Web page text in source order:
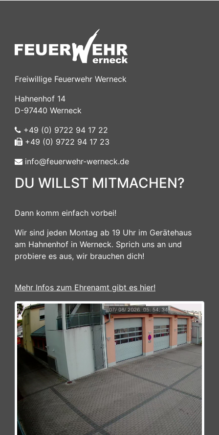
Freiwillige Feuerwehr Werneck
Hahnenhof 14
D-97440 Werneck
+49 (0) 9722 94 17 22
+49 (0) 9722 94 17 23
info@feuerwehr-werneck.de
DU WILLST MITMACHEN?
Dann komm einfach vorbei!
Wir sind jeden Montag ab 19 Uhr im Gerätehaus
am Hahnenhof in Werneck. Sprich uns an und
probiere es aus, wir brauchen dich!
Mehr Infos zum Ehrenamt gibt es hier!